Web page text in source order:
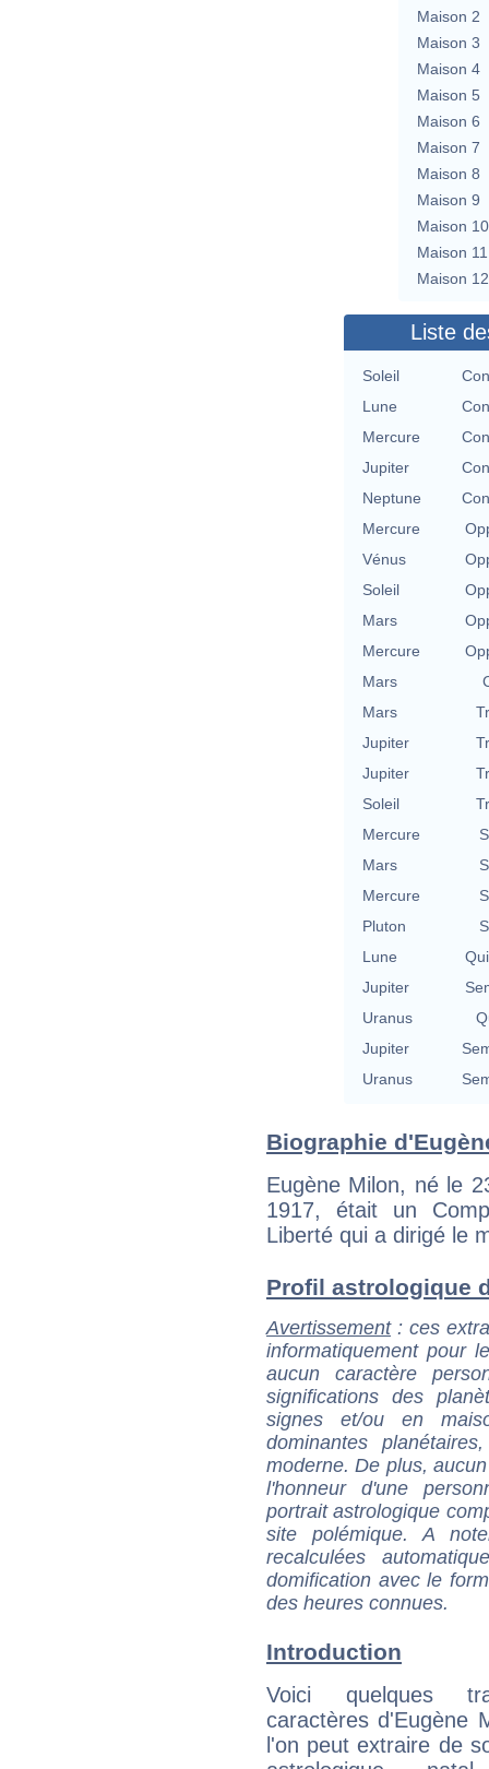
Maison 2
Maison 3
Maison 4
Maison 5
Maison 6
Maison 7
Maison 8
Maison 9
Maison 10
Maison 11
Maison 12
Liste
Soleil
Lune
Mercure
Jupiter
Neptune
Mercure
Vénus
Soleil
Mars
Mercure
Mars
Mars
Jupiter
Jupiter
Soleil
Mercure
Mars
Mercure
Pluton
Lune
Jupiter
Uranus
Jupiter
Uranus
Biographie
Eugène Milon, né le
1917, était un
Liberté qui a dirigé le
Profil astrologique
Avertissement: ces
informatiquement pour
aucun caractère
significations des
signes et/ou en
dominantes
moderne. De plus,
l'honneur d'une
portrait astrologique
site polémique. A
recalculées
domification avec le
des heures connues.
Introduction
Voici quelques
caractères d'Eugène
l'on peut extraire de